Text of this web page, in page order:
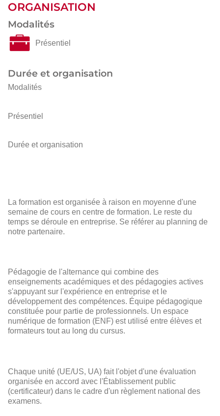
ORGANISATION
Modalités
Présentiel
Durée et organisation
Modalités
Présentiel
Durée et organisation
La formation est organisée à raison en moyenne d'une
semaine de cours en centre de formation. Le reste du
temps se déroule en entreprise. Se référer au planning de
notre partenaire.
Pédagogie de l'alternance qui combine des
enseignements académiques et des pédagogies actives
s'appuyant sur l'expérience en entreprise et le
développement des compétences. Équipe pédagogique
constituée pour partie de professionnels. Un espace
numérique de formation (ENF) est utilisé entre élèves et
formateurs tout au long du cursus.
Chaque unité (UE/US, UA) fait l'objet d'une évaluation
organisée en accord avec l'Établissement public
(certificateur) dans le cadre d'un règlement national des
examens.